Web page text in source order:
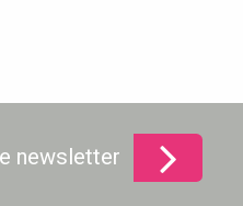
newsletter